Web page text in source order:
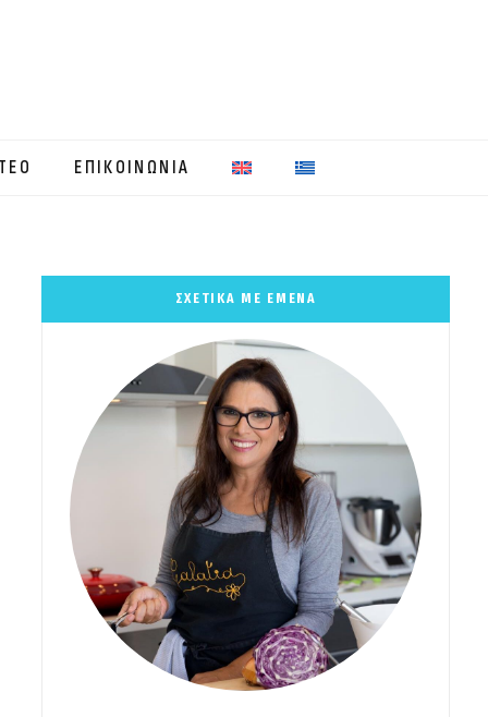
ΕΠΙΚΟΙΝΩΝΙΑ
ΣΧΕΤΙΚΑ ΜΕ ΕΜΕΝΑ